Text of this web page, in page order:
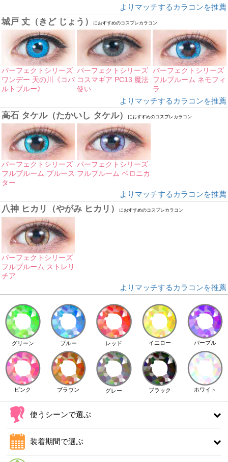
よりマッチするカラコンを推薦
城戸 丈（きど じょう） におすすめのコスプレカラコン
パーフェクトシリーズ
ワンデー 天の川《コバ
ルトブルー》
パーフェクトシリーズ
コスマギア PC13 魔法
使い
パーフェクトシリーズ
フルブルーム ネモフィ
ラ
よりマッチするカラコンを推薦
高石 タケル（たかいし タケル） におすすめのコスプレカラコン
パーフェクトシリーズ
フルブルーム ブルース
ター
パーフェクトシリーズ
フルブルーム ベロニカ
よりマッチするカラコンを推薦
八神 ヒカリ（やがみ ヒカリ） におすすめのコスプレカラコン
パーフェクトシリーズ
フルブルーム ストレリ
チア
よりマッチするカラコンを推薦
グリーン ブルー レッド イエロー パープル
ピンク ブラウン グレー ブラック ホワイト
使うシーンで選ぶ
装着期間で選ぶ